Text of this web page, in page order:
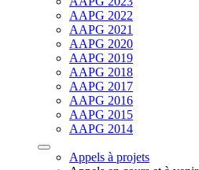
AAPG 2022
AAPG 2021
AAPG 2020
AAPG 2019
AAPG 2018
AAPG 2017
AAPG 2016
AAPG 2015
AAPG 2014
Appels à projets